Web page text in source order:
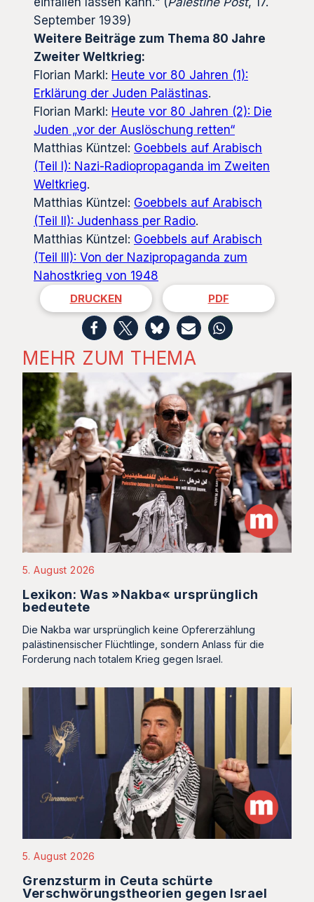
September 1939)
Weitere Beiträge zum Thema 80 Jahre
Zweiter Weltkrieg:
Florian Markl: Heute vor 80 Jahren (1):
Erklärung der Juden Palästinas.
Florian Markl: Heute vor 80 Jahren (2): Die
Juden „vor der Auslöschung retten“
Matthias Küntzel: Goebbels auf Arabisch
(Teil I): Nazi-Radiopropaganda im Zweiten
Weltkrieg.
Matthias Küntzel: Goebbels auf Arabisch
(Teil II): Judenhass per Radio.
Matthias Küntzel: Goebbels auf Arabisch
(Teil III): Von der Nazipropaganda zum
Nahostkrieg von 1948
DRUCKEN PDF
MEHR ZUM THEMA
5. August 2026
Lexikon: Was »Nakba« ursprünglich
bedeutete
Die Nakba war ursprünglich keine Opfererzählung
palästinensischer Flüchtlinge, sondern Anlass für die
Forderung nach totalem Krieg gegen Israel.
5. August 2026
Grenzsturm in Ceuta schürte
Verschwörungstheorien gegen Israel